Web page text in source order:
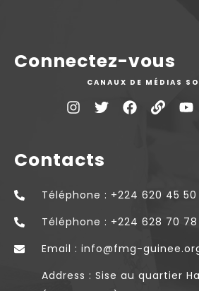
Connectez-vous
CANAUX DE MÉDIAS
Contacts
Téléphone : +224 620 45 50
Téléphone : +224 628 70
Email : info@fmg-
Address : Sise au quartier